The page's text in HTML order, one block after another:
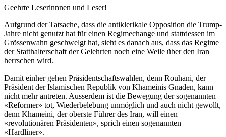
Geehrte Leserinnnen und Leser!
Aufgrund der Tatsache, dass die antiklerikale Opposition die Trump-
Jahre nicht genutzt hat für einen Regimechange und stattdessen im
Grössenwahn geschwelgt hat, sieht es danach aus, dass das Regime
der Statthalterschaft der Gelehrten noch eine Weile über den Iran
herrschen wird.
Damit einher gehen Präsidentschaftswahlen, denn Rouhani, der
Präsident der Islamischen Republik von Khameinis Gnaden, kann
nicht mehr antreten. Ausserdem ist die Bewegung der sogenannten
«Reformer» tot, Wiederbelebung unmöglich und auch nicht gewollt,
denn Khameini, der oberste Führer des Iran, will einen
«revolutionären Präsidenten», sprich einen sogenannten
«Hardliner».